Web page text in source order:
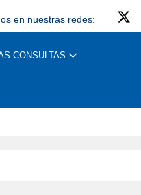
en nuestras redes:
CONSULTAS